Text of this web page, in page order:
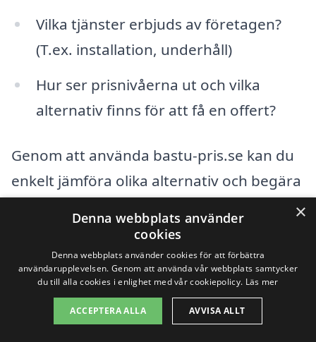
Vilka tjänster erbjuds av företagen?
(T.ex. installation, underhåll)
Hur ser prisnivåerna ut och vilka
alternativ finns för att få en offert?
Genom att använda bastu-pris.se kan du
enkelt jämföra olika alternativ och begära
verksamma i både Älvdalen och de
omkringliggande städerna. Detta gör det
enklare för dig att fatta ett informerat
beslut och hitta den bastu som bäst
×
Denna webbplats använder
cookies
Denna webbplats använder cookies för att förbättra
användarupplevelsen. Genom att använda vår webbplats samtycker
du till alla cookies i enlighet med vår cookiepolicy. Läs mer
ACCEPTERA ALLA AVVISA ALLT